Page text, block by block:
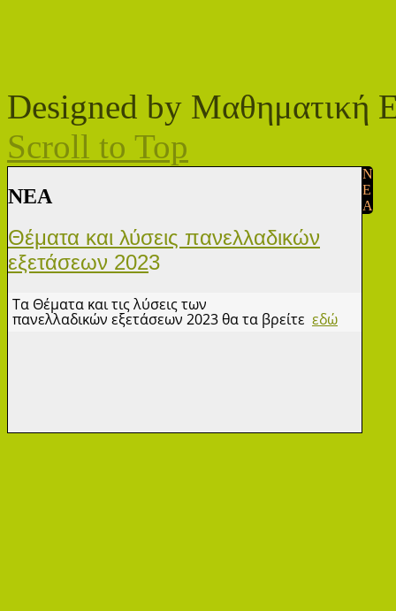
Designed by Μαθηματική
Scroll to Top
ΝΕA
Θέματα και λύσεις πανελλαδικών
εξετάσεων 2023
Τα Θέματα και τις λύσεις των
πανελλαδικών εξετάσεων 2023 θα τα βρείτε εδώ
N
E
A